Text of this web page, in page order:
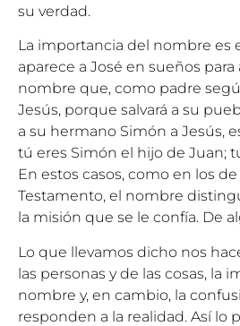
su verdad.
La importancia del nombre es
aparece a José en sueños
nombre que, como padre
Jesús, porque salvará a su
a su hermano Simón a Jesús,
tú eres Simón el hijo de Juan;
En estos casos, como en los
Testamento, el nombre
la misión que se le confía. De
Lo que llevamos dicho nos
las personas y de las cosas, la
nombre y, en cambio, la
responden a la realidad. Así lo